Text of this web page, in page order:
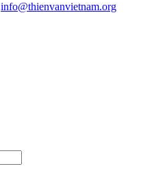
info@thienvanvietnam.org